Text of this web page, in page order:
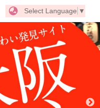
Select Language ▼